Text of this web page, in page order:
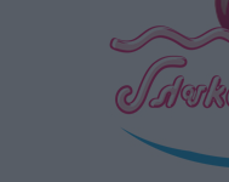
• πριν 4 ώρες
Φοίβος: Η μεγάλη
πριν 4 ώρες